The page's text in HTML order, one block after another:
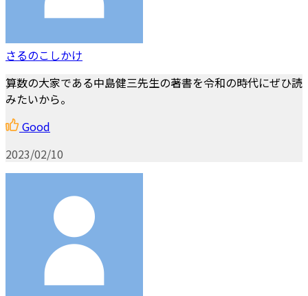
さるのこしかけ
算数の大家である中島健三先生の著書を令和の時代にぜひ読
みたいから。
Good
2023/02/10